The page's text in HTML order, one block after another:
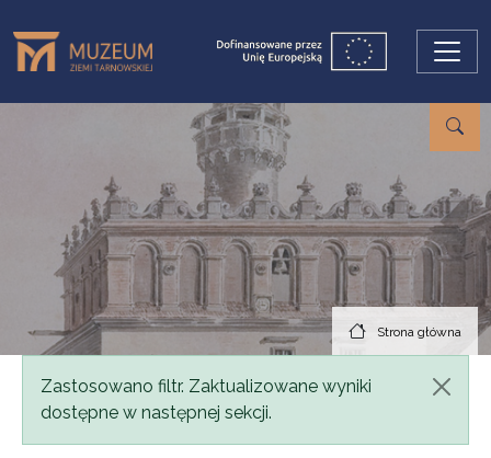
Strona główna
Komunikat
Zastosowano filtr. Zaktualizowane wyniki
dostępne w następnej sekcji.